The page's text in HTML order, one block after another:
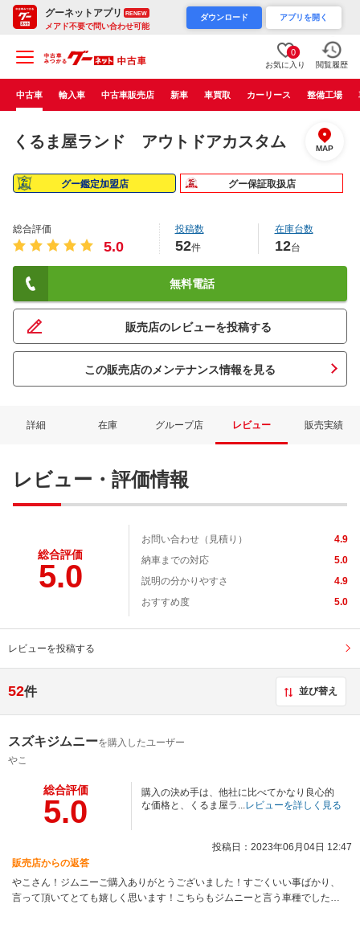
グーネットアプリ RENEW
メアド不要で問い合わせ可能
ダウンロード アプリを開く
0
お気に入り 閲覧履歴
中古車 輸入車 中古車販売店 新車 車買取 カーリース 整備工場
くるま屋ランド アウトドアカスタム MAP
グー鑑定加盟店 グー保証取扱店
総合評価
5.0
投稿数
52件
在庫台数
12台
無料電話
販売店のレビューを投稿する
この販売店のメンテナンス情報を見る
詳細 在庫 グループ店 レビュー 販売実績
レビュー・評価情報
総合評価
5.0
お問い合わせ（見積り）
4.9
納車までの対応
5.0
説明の分かりやすさ
4.9
おすすめ度
5.0
レビューを投稿する
52件 並び替え
スズキジムニーを購入したユーザー
やこ
総合評価
5.0
購入の決め手は、他社に比べてかなり良心的
な価格と、くるま屋ラ...レビューを詳しく見る
投稿日：2023年06月04日 12:47
販売店からの返答
やこさん！ジムニーご購入ありがとうございました！すごくいい事ばかり、
言って頂いてとても嬉しく思います！こちらもジムニーと言う車種でしたの